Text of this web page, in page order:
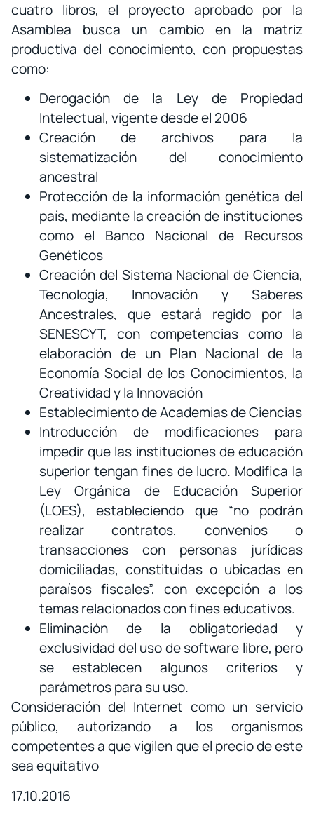
cuatro libros, el proyecto aprobado por la
Asamblea busca un cambio en la matriz
productiva del conocimiento, con propuestas
como:
Derogación de la Ley de Propiedad
Intelectual, vigente desde el 2006
Creación de archivos para la
sistematización del conocimiento
ancestral
Protección de la información genética del
país, mediante la creación de instituciones
como el Banco Nacional de Recursos
Genéticos
Creación del Sistema Nacional de Ciencia,
Tecnología, Innovación y Saberes
Ancestrales, que estará regido por la
SENESCYT, con competencias como la
elaboración de un Plan Nacional de la
Economía Social de los Conocimientos, la
Creatividad y la Innovación
Establecimiento de Academias de Ciencias
Introducción de modificaciones para
impedir que las instituciones de educación
superior tengan fines de lucro. Modifica la
Ley Orgánica de Educación Superior
(LOES), estableciendo que “no podrán
realizar contratos, convenios o
transacciones con personas jurídicas
domiciliadas, constituidas o ubicadas en
paraísos fiscales”, con excepción a los
temas relacionados con fines educativos.
Eliminación de la obligatoriedad y
exclusividad del uso de software libre, pero
se establecen algunos criterios y
parámetros para su uso.
Consideración del Internet como un servicio
público, autorizando a los organismos
competentes a que vigilen que el precio de este
sea equitativo
17.10.2016